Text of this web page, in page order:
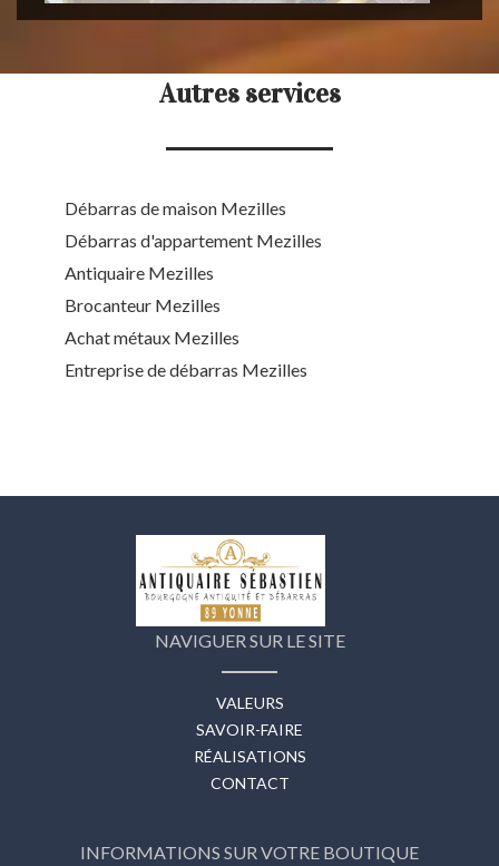
Autres services
Débarras de maison Mezilles
Débarras d'appartement Mezilles
Antiquaire Mezilles
Brocanteur Mezilles
Achat métaux Mezilles
Entreprise de débarras Mezilles
NAVIGUER SUR LE SITE
VALEURS
SAVOIR-FAIRE
RÉALISATIONS
CONTACT
INFORMATIONS SUR VOTRE BOUTIQUE